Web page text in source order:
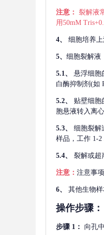
注意： 裂解液
用50mM
4、 细胞培养上
5、 细胞裂解液
5.1、 悬浮细胞
白酶抑制剂(如
5.2、 贴壁细胞
胞悬液转入离
5.3、 细胞裂解
样品，工作 1-2
5.4、 裂解或超
注意： 注意事
6、 其他生物样
操作步骤：
步骤 1： 向孔